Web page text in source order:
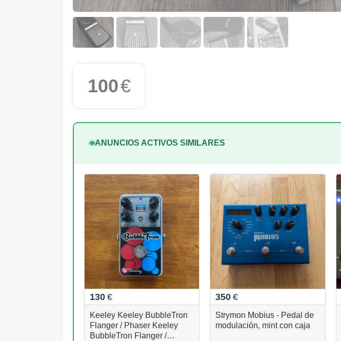
100€
ANUNCIOS ACTIVOS SIMILARES
130 €
Keeley Keeley BubbleTron
Flanger / Phaser Keeley
BubbleTron Flanger /
350 €
Strymon Mobius - Pedal de
modulación, mint con caja